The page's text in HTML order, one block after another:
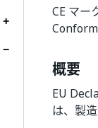
CE マー
概要
EU
は、製